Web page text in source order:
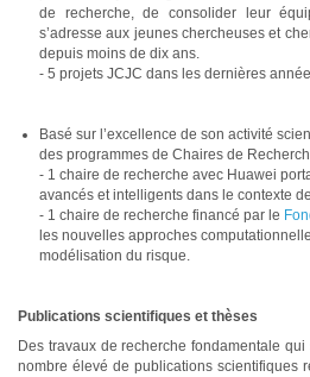
de recherche, de consolider leur
s’adresse aux jeunes chercheuses et
depuis moins de dix ans.
- 5 projets JCJC dans les dernières
Basé sur l’excellence de son activité
des programmes de Chaires de
- 1 chaire de recherche avec Huawei
avancés et intelligents dans le contexte
- 1 chaire de recherche financé par le
les nouvelles approches
modélisation du risque.
Publications scientifiques et thèses
Des travaux de recherche fondamentale
nombre élevé de publications scientifiques